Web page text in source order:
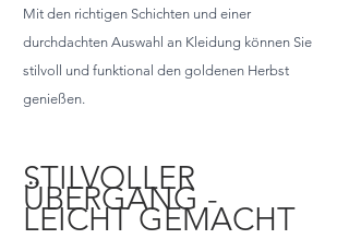
Mit den richtigen Schichten und einer
durchdachten Auswahl an Kleidung können Sie
stilvoll und funktional den goldenen Herbst
genießen.
STILVOLLER
ÜBERGANG -
LEICHT GEMACHT